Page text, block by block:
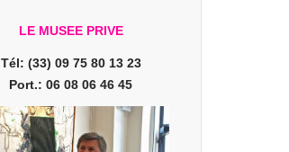
LE MUSEE PRIVE
Tél: (33) 09 75 80 13 23
Port.: 06 08 06 46 45